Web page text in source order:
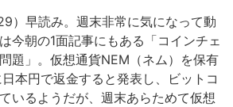
）早読み。週末非常に気になって動
今朝の1面記事にもある「コインチェ
題」。仮想通貨NEM（ネム）を保有
本円で返金すると発表し、ビットコ
いるようだが、週末あらためて仮想